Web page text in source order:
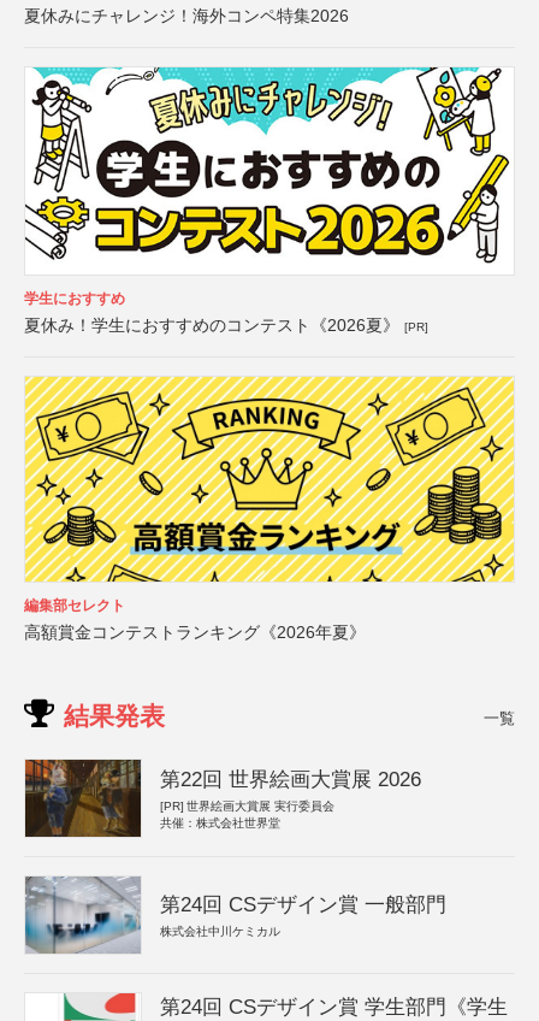
夏休みにチャレンジ！海外コンペ特集2026
学生におすすめ
夏休み！学生におすすめのコンテスト《2026夏》 [PR]
編集部セレクト
高額賞金コンテストランキング《2026年夏》
結果発表 一覧
第22回 世界絵画大賞展 2026
[PR] 世界絵画大賞展 実行委員会
共催：株式会社世界堂
第24回 CSデザイン賞 一般部門
株式会社中川ケミカル
第24回 CSデザイン賞 学生部門《学生